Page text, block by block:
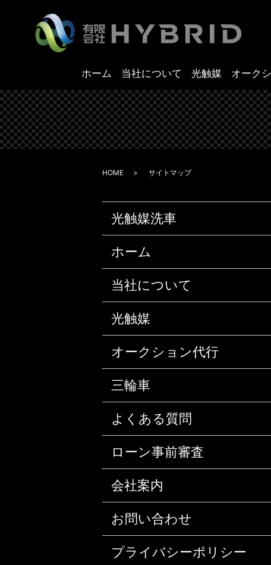
ホーム 当社について 光触媒 オーク
HOME サイトマップ
光触媒洗車
ホーム
当社について
光触媒
オークション代行
三輪車
よくある質問
ローン事前審査
会社案内
お問い合わせ
プライバシーポリシー